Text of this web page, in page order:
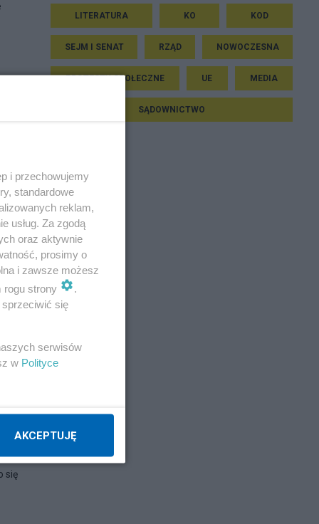
się
LITERATURA KO KOD
SEJM I SENAT RZĄD NOWOCZESNA
PROTESTY SPOŁECZNE UE MEDIA
SĄDOWNICTWO
i przechowujemy
standardowe
reklam,
usług. Za zgodą
oraz aktywnie
prosimy o
i zawsze możesz
rogu strony
.
się
serwisów
w Polityce
AKCEPTUJĘ